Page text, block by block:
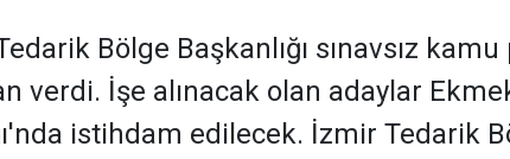
Bölge Başkanlığı sınavsız
verdi. İşe alınacak olan adaylar
istihdam edilecek. İzmir Tedarik